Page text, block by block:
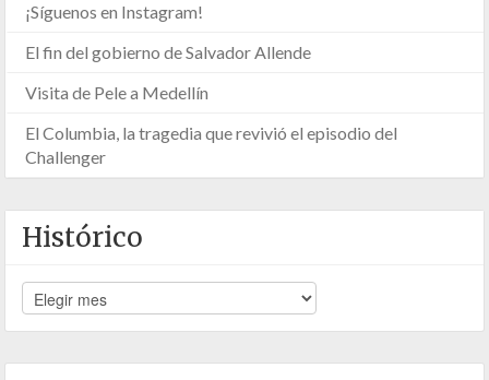
¡Síguenos en Instagram!
El fin del gobierno de Salvador Allende
Visita de Pele a Medellín
El Columbia, la tragedia que revivió el episodio del
Challenger
Histórico